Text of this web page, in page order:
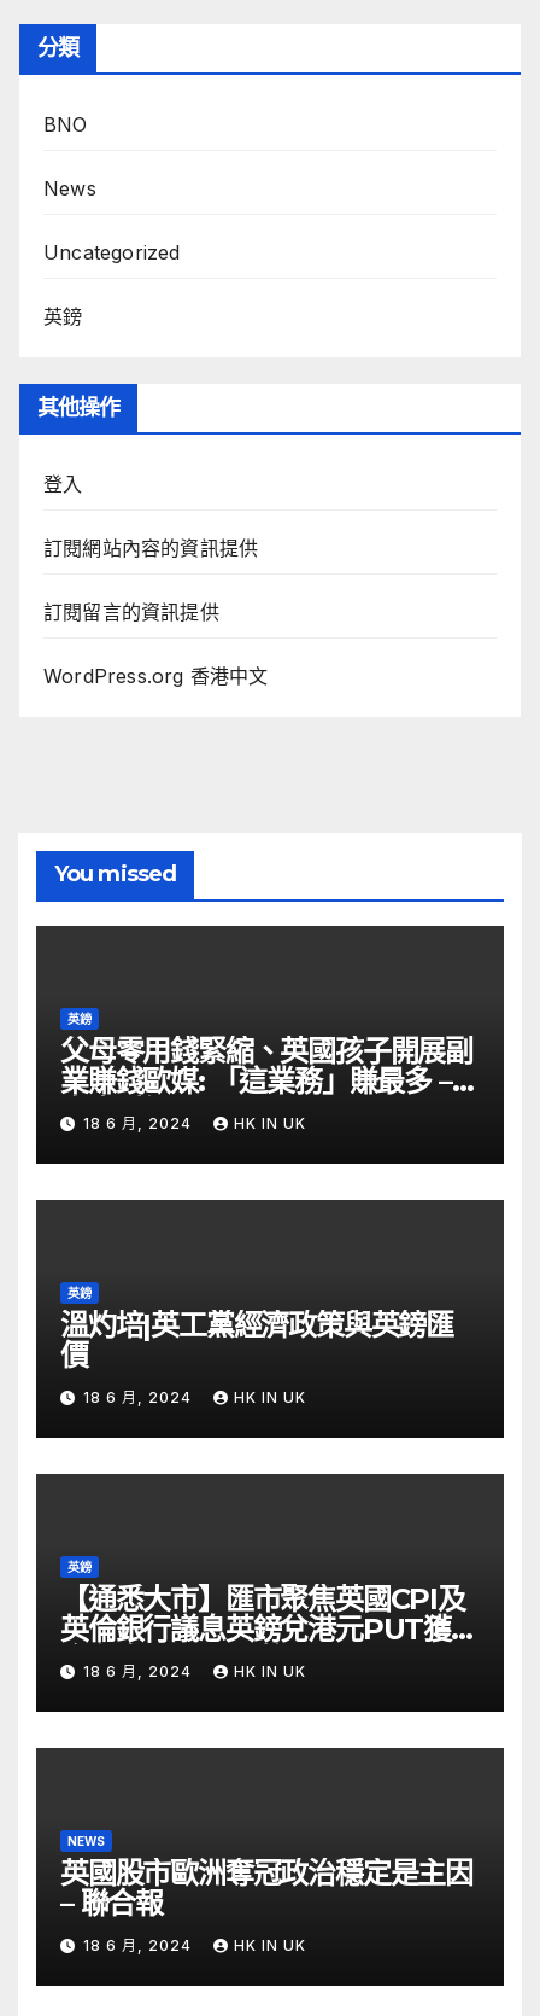
分類
BNO
News
Uncategorized
英鎊
其他操作
登入
訂閱網站內容的資訊提供
訂閱留言的資訊提供
WordPress.org 香港中文
You missed
英鎊
父母零用錢緊縮、英國孩子開展副
業賺錢歐媒: 「這業務」賺最多 –
自由財經
18 6 月, 2024 HK IN UK
英鎊
溫灼培|英工黨經濟政策與英鎊匯
價
18 6 月, 2024 HK IN UK
英鎊
【通悉大市】匯市聚焦英國CPI及
英倫銀行議息英鎊兌港元PUT獲資
金留意 – Now 財經
18 6 月, 2024 HK IN UK
NEWS
英國股市歐洲奪冠政治穩定是主因
– 聯合報
18 6 月, 2024 HK IN UK